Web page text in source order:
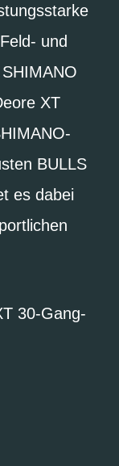
und
XT
BULLS
es dabei
30-Gang-